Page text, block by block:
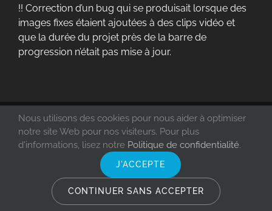
!! Correction d’un bug qui se produisait lorsque des
images fixes étaient ajoutées à des clips vidéo et
que la durée du projet près de la barre de
progression n’était pas mise à jour.
Nous utilisons des cookies pour nous aider à optimiser
notre site Web pour nos visiteurs. Pour plus
d'informations, lisez notre Politique de confidentialité.
J'ACCEPTE
CONTINUER SANS ACCEPTER